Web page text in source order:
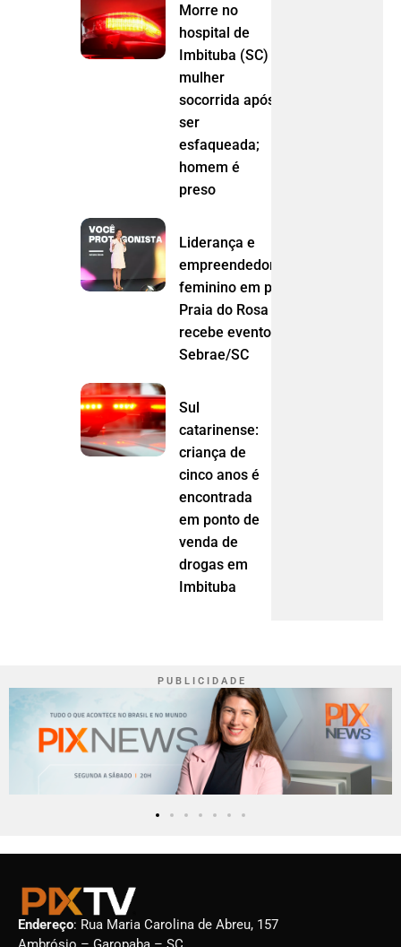
Morre no
hospital de
Imbituba (SC)
mulher
socorrida após
ser
esfaqueada;
homem é
preso
Liderança e
empreendedorismo
feminino em pauta:
Praia do Rosa
recebe evento do
Sebrae/SC
Sul
catarinense:
criança de
cinco anos é
encontrada
em ponto de
venda de
drogas em
Imbituba
P U B L I C I D A D E
Endereço: Rua Maria Carolina de Abreu, 157